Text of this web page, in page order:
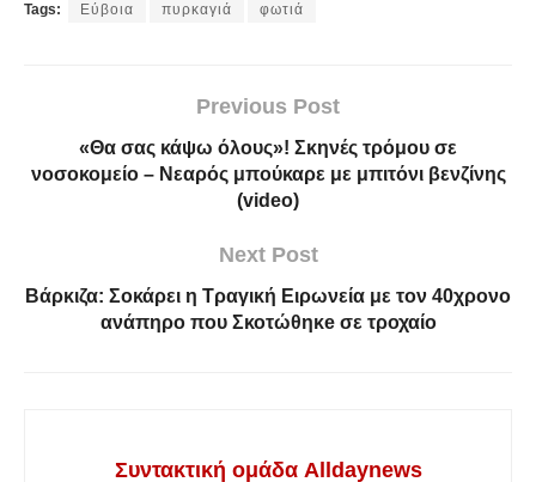
Tags: Εύβοια πυρκαγιά φωτιά
Previous Post
«Θα σας κάψω όλους»! Σκηνές τρόμου σε
νοσοκομείο – Νεαρός μπούκαρε με μπιτόνι βενζίνης
(video)
Next Post
Βάρκιζα: Σοκάρει η Τραγική Ειρωνεία με τον 40χρονο
ανάπηρο που Σκοτώθηκe σε τροχαίο
Συντακτική ομάδα Alldaynews